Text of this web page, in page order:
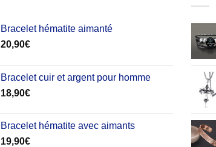
Bracelet hématite aimanté
20,90€
Bracelet cuir et argent pour homme
18,90€
Bracelet hématite avec aimants
19,90€